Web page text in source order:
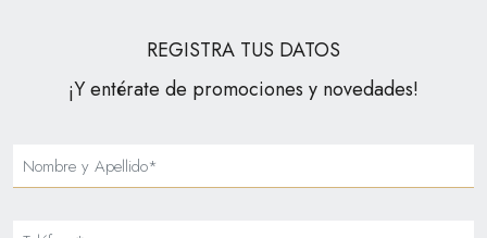
REGISTRA TUS DATOS
¡Y entérate de promociones y novedades!